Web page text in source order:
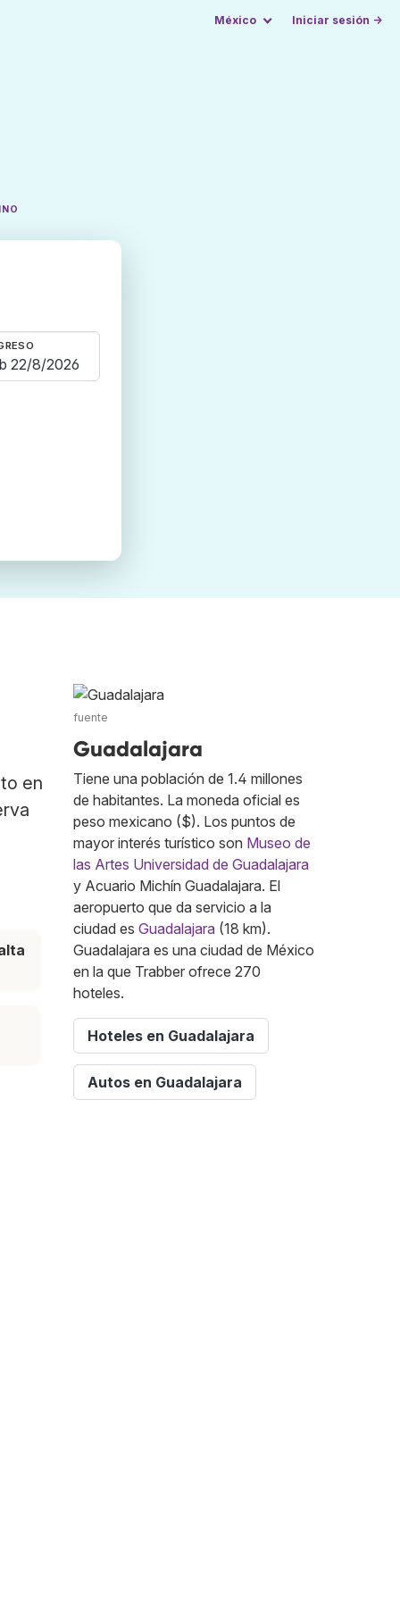
México Iniciar sesión →
en
fuente
Guadalajara
Tiene una población de 1.4 millones
de habitantes. La moneda oficial es
peso mexicano ($). Los puntos de
mayor interés turístico son Museo de
las Artes Universidad de Guadalajara
y Acuario Michín Guadalajara. El
aeropuerto que da servicio a la
ciudad es Guadalajara (18 km).
Guadalajara es una ciudad de México
en la que Trabber ofrece 270
hoteles.
Hoteles en Guadalajara
Autos en Guadalajara